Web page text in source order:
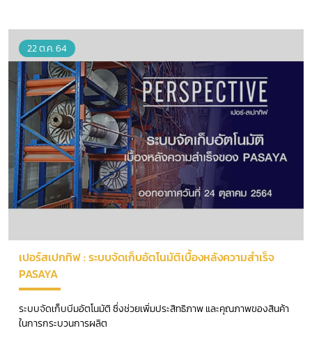
22 ต.ค. 64
เปอร์สเปกทิฟ : ระบบจัดเก็บอัตโนมัติเบื้องหลังความสำเร็จ
PASAYA
ระบบจัดเก็บบีมอัตโนมัติ ซึ่งช่วยเพิ่มประสิทธิภาพ และคุณภาพของสินค้า
ในการกระบวนการผลิต